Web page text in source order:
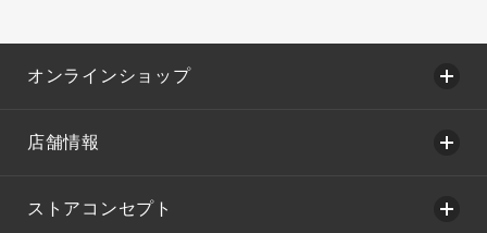
オンラインショップ
店舗情報
ストアコンセプト